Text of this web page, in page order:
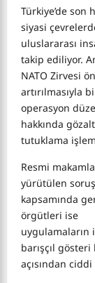
Türkiye’de son
siyasi
uluslararası
takip ediliyor.
NATO Zirvesi
artırılmasıyla
operasyon
hakkında
tutuklama
Resmi
yürütülen
kapsamında
örgütleri ise
uygulamaların
barışçıl gösteri
açısından